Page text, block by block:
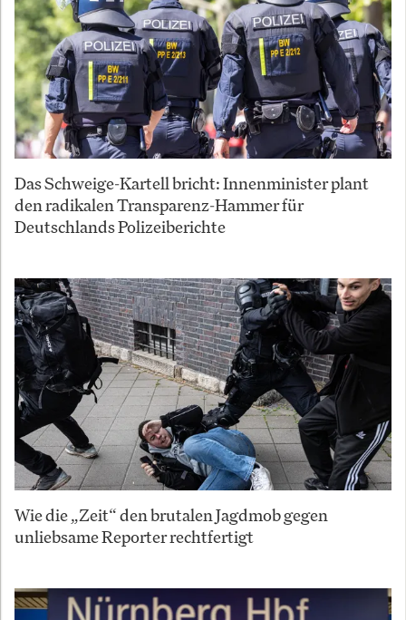
Das Schweige-Kartell bricht: Innenminister plant
den radikalen Transparenz-Hammer für
Deutschlands Polizeiberichte
Wie die „Zeit“ den brutalen Jagdmob gegen
unliebsame Reporter rechtfertigt